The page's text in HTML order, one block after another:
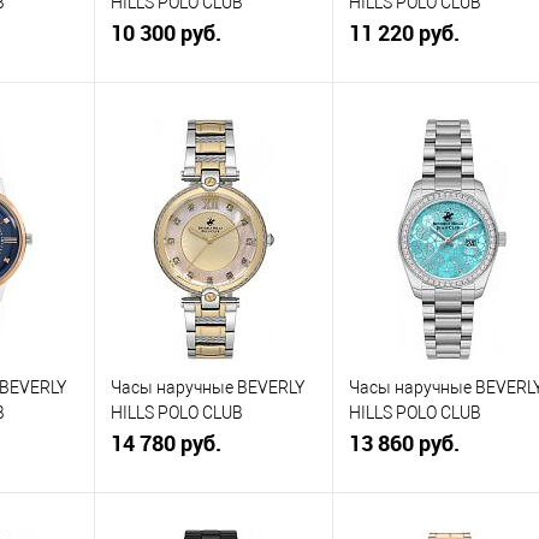
В
BP3243X.399
10 300 руб.
В корзину
Купить в 1
сравнению
В избранное
В
наличии
BP3243X.451
11 220 руб.
В корзину
Купить в 1
сравнению
В избранное
В
наличии
Часы наручные BEVERLY
HILLS POLO CLUB
BP3585X.220
14 780 руб.
Часы наручные
HILLS POLO CLUB
BP3596C.300
13 860 руб.